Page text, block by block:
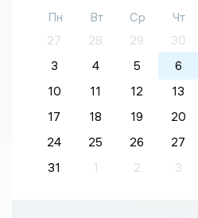
Пн Вт Ср Чт
27
28 29 30
3
4 5 6
10
11 12 13
17
18 19 20
24
25 26 27
31
1 2 3